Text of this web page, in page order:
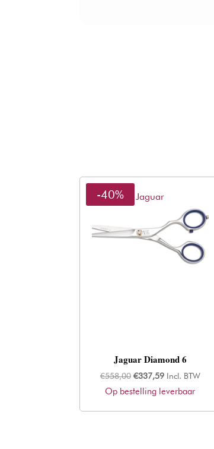
Jaguar
-40%
Jaguar Diamond 6
€558,00 Oorspronkelijke
prijs
€337,59Huidige
prijs
Incl. BTW
Op bestelling leverbaar